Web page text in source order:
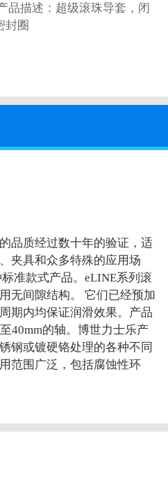
品描述：超级滚珠导套，闭
封圈
品质经过数十年的验证，适
夹具和众多特殊的应用场
准款式产品。eLINE系列滚
无间隙结构。 它们已经预加
期内均保证润滑效果。产品
40mm的轴。博世力士乐产
钢或镀硬铬处理的各种不同
范围广泛，包括腐蚀性环